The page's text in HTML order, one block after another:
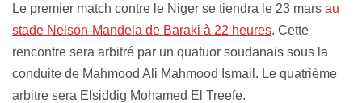
Le premier match contre le Niger se tiendra le 23 mars au
stade Nelson-Mandela de Baraki à 22 heures. Cette
rencontre sera arbitré par un quatuor soudanais sous la
conduite de Mahmood Ali Mahmood Ismail. Le quatrième
arbitre sera Elsiddig Mohamed El Treefe.